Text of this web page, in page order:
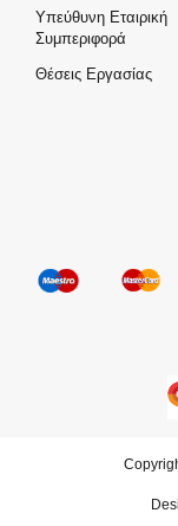
Υπεύθυνη Εταιρική
Συμπεριφορά
Θέσεις Εργασίας